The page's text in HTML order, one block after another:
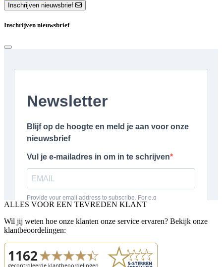
Inschrijven nieuwsbrief
Inschrijven nieuwsbrief
ALLES VOOR EEN TEVREDEN KLANT
Wil jij weten hoe onze klanten onze service ervaren? Bekijk onze
klantbeoordelingen: